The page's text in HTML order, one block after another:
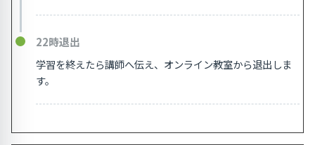
22時退出
学習を終えたら講師へ伝え、オンライン教室から退出しま
す。